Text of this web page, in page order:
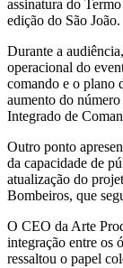
assinatura do
edição do São João.
Durante a
operacional do
comando e o plano
aumento do
Integrado de
Outro ponto
da capacidade de
atualização do
Bombeiros, que
O CEO da Arte
integração entre os
ressaltou o papel